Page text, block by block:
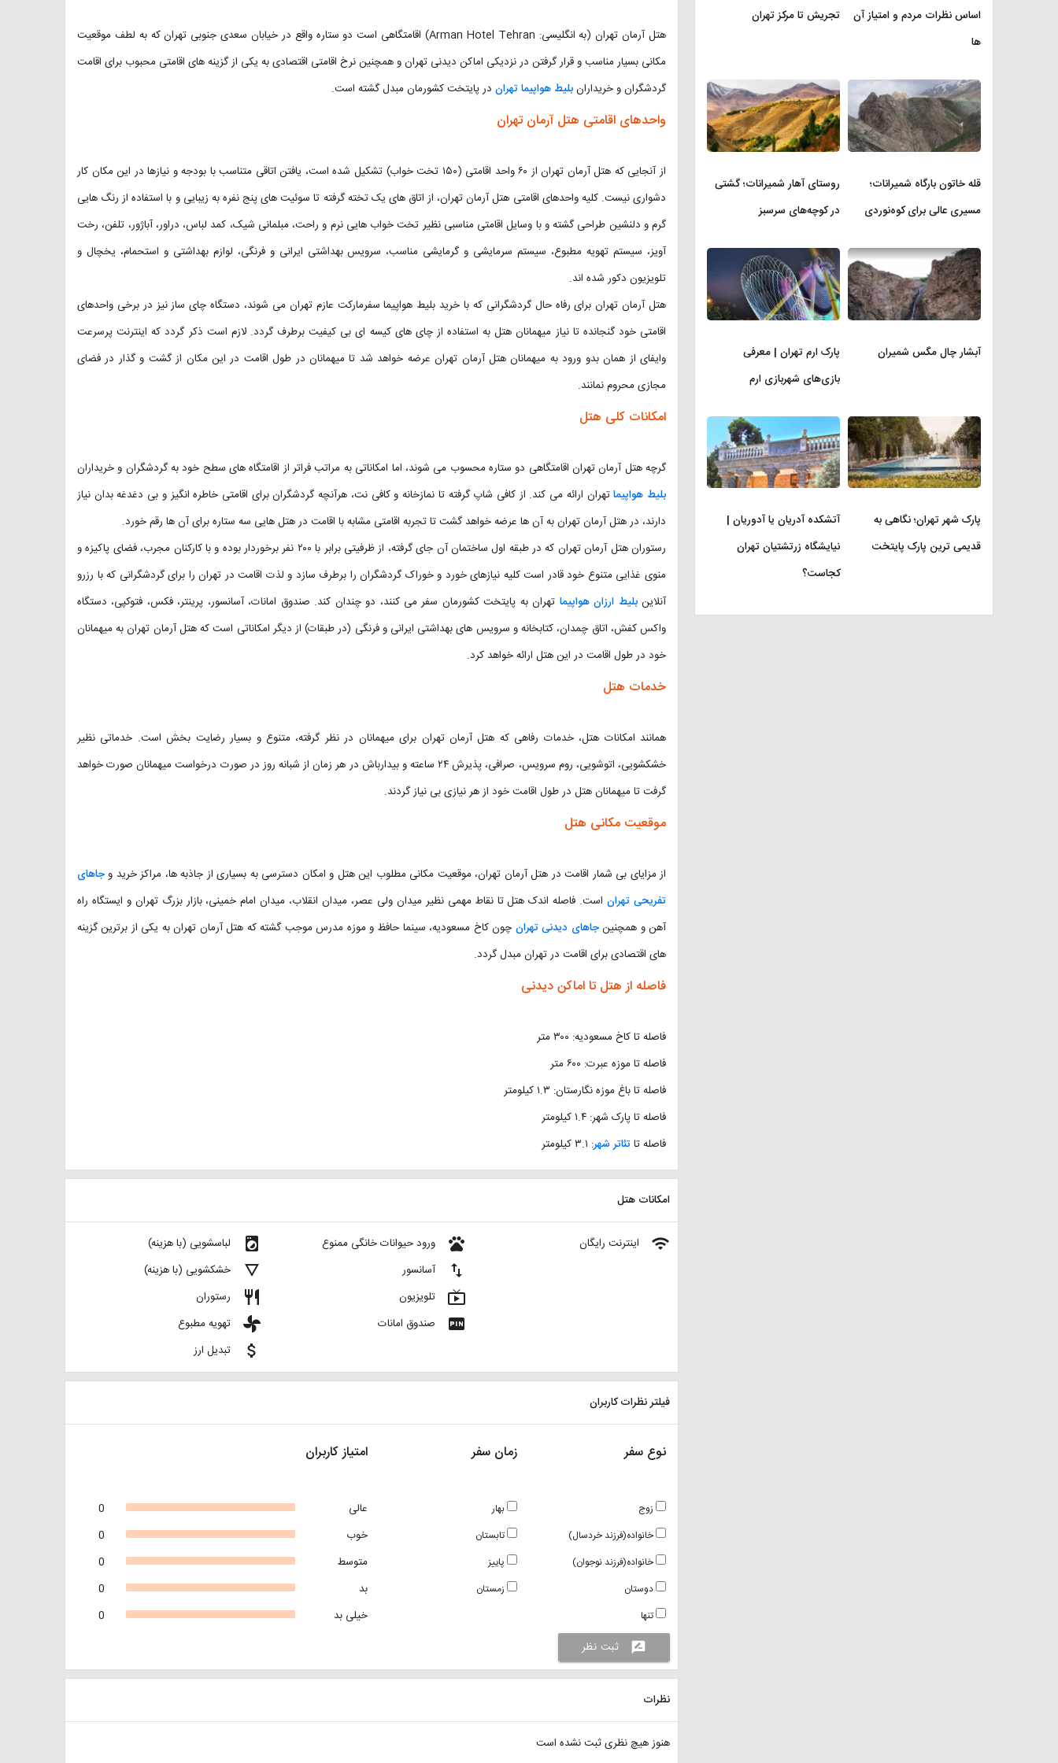
هتل آرمان تهران (به انگلیسی: Arman Hotel Tehran) اقامتگاهی است دو ستاره واقع در خیابان سعدی جنوبی تهران که به لطف موقعیت
مکانی بسیار مناسب و قرار گرفتن در نزدیکی اماکن دیدنی تهران و همچنین نرخ اقامتی اقتصادی به یکی از گزینه های اقامتی محبوب برای اقامت
گردشگران و خریدارانبلیط هواپیما تهران در پایتخت کشورمان مبدل گشته است.
واحدهای اقامتی هتل آرمان تهران
از آنجایی که هتل آرمان تهران از ۶۰ واحد اقامتی (۱۵۰ تخت خواب) تشکیل شده است، یافتن اتاقی متناسب با بودجه و نیازها در این مکان کار
دشواری نیست. کلیه واحدهای اقامتی هتل آرمان تهران، از اتاق های یک تخته گرفته تا سوئیت های پنج نفره به زیبایی و با استفاده از رنگ هایی
گرم و دلنشین طراحی گشته و با وسایل اقامتی مناسبی نظیر تخت خواب هایی نرم و راحت، مبلمانی شیک، کمد لباس، دراور، آباژور، تلفن، رخت
آویز، سیستم تهویه مطبوع، سیستم سرمایشی و گرمایشی مناسب، سرویس بهداشتی ایرانی و فرنگی، لوازم بهداشتی و استحمام، یخچال و
تلویزیون دکور شده اند.
هتل آرمان تهران برای رفاه حال گردشگرانی که با خرید بلیط هواپیما سفرمارکت عازم تهران می شوند، دستگاه چای ساز نیز در برخی واحدهای
اقامتی خود گنجانده تا نیاز میهمانان هتل به استفاده از چای های کیسه ای بی کیفیت برطرف گردد. لازم است ذکر گردد که اینترنت پرسرعت
وایفای از همان بدو ورود به میهمانان هتل آرمان تهران عرضه خواهد شد تا میهمانان در طول اقامت در این مکان از گشت و گذار در فضای
مجازی محروم نمانند.
امکانات کلی هتل
گرچه هتل آرمان تهران اقامتگاهی دو ستاره محسوب می شوند، اما امکاناتی به مراتب فراتر از اقامتگاه های سطح خود به گردشگران و خریداران
بلیط هواپیماتهران ارائه می کند. از کافی شاپ گرفته تا نمازخانه و کافی نت، هرآنچه گردشگران برای اقامتی خاطره انگیز و بی دغدغه بدان نیاز
دارند، در هتل آرمان تهران به آن ها عرضه خواهد گشت تا تجربه اقامتی مشابه با اقامت در هتل هایی سه ستاره برای آن ها رقم خورد.
رستوران هتل آرمان تهران که در طبقه اول ساختمان آن جای گرفته، از ظرفیتی برابر با ۲۰۰ نفر برخوردار بوده و با کارکنان مجرب، فضای پاکیزه و
منوی غذایی متنوع خود قادر است کلیه نیازهای خورد و خوراک گردشگران را برطرف سازد و لذت اقامت در تهران را برای گردشگرانی که با رزرو
آنلاینبلیط ارزان هواپیما تهران به پایتخت کشورمان سفر می کنند، دو چندان کند. صندوق امانات، آسانسور، پرینتر، فکس، فتوکپی، دستگاه
واکس کفش، اتاق چمدان، کتابخانه و سرویس های بهداشتی ایرانی و فرنگی (در طبقات) از دیگر امکاناتی است که هتل آرمان تهران به میهمانان
خود در طول اقامت در این هتل ارائه خواهد کرد.
خدمات هتل
همانند امکانات هتل، خدمات رفاهی که هتل آرمان تهران برای میهمانان در نظر گرفته، متنوع و بسیار رضایت بخش است. خدماتی نظیر
خشکشویی، اتوشویی، روم سرویس، صرافی، پذیرش ۲۴ ساعته و بیدارباش در هر زمان از شبانه روز در صورت درخواست میهمانان صورت خواهد
گرفت تا میهمانان هتل در طول اقامت خود از هر نیازی بی نیاز گردند.
موقعیت مکانی هتل
از مزایای بی شمار اقامت در هتل آرمان تهران، موقعیت مکانی مطلوب این هتل و امکان دسترسی به بسیاری از جاذبه ها، مراکز خرید و جاهای
تفریحی تهراناست. فاصله اندک هتل تا نقاط مهمی نظیر میدان ولی عصر، میدان انقلاب، میدان امام خمینی، بازار بزرگ تهران و ایستگاه راه
آهن و همچنینجاهای دیدنی تهران چون کاخ مسعودیه، سینما حافظ و موزه مدرس موجب گشته که هتل آرمان تهران به یکی از برترین گزینه
های اقتصادی برای اقامت در تهران مبدل گردد.
فاصله از هتل تا اماکن دیدنی
فاصله تا کاخ مسعودیه: ۳۰۰ متر
فاصله تا موزه عبرت: ۶۰۰ متر
فاصله تا باغ موزه نگارستان: ‌۱.۳ کیلومتر
فاصله تا پارک شهر:‌ ۱.۴ کیلومتر
فاصله تاتئاتر شهر: ‌۳.۱ کیلومتر
امکانات هتل
local_laundry_service لباسشویی (با هزینه)
details خشکشویی (با هزینه)
restaurant رستوران
toys تهویه مطبوع
attach_money تبدیل ارز
pets ورود حیوانات خانگی ممنوع
import_export آسانسور
live_tv تلویزیون
fiber_pin صندوق امانات
wifi اینترنت رایگان
فیلتر نظرات کاربران
امتیاز کاربران
0
عالی
0
خوب
0
متوسط
0
بد
0
خیلی بد
زمان سفر
بهار
تابستان
پاییز
زمستان
نوع سفر
زوج
خانواده(فرزند خردسال)
خانواده(فرزند نوجوان)
دوستان
تنها
rate_review
ثبت نظر
نظرات
هنوز هیچ نظری ثبت نشده است
اساس نظرات مردم و امتیاز آن
ها
تجریش تا مرکز تهران
قله خاتون بارگاه شمیرانات؛
مسیری عالی برای کوه‌نوردی
روستای آهار شمیرانات؛ گشتی
در کوچه‌های سرسبز
آبشار چال مگس شمیران
پارک ارم تهران | معرفی
بازی‌های شهربازی ارم
پارک شهر تهران؛ نگاهی به
قدیمی ترین پارک پایتخت
آتشکده آدریان یا آدوریان |
نیایشگاه زرتشتیان تهران
کجاست؟